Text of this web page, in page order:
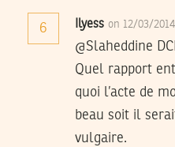
6 Ilyess on 12/03/
@Slaheddine
Quel rapport
quoi l’acte de
beau soit il
vulgaire.